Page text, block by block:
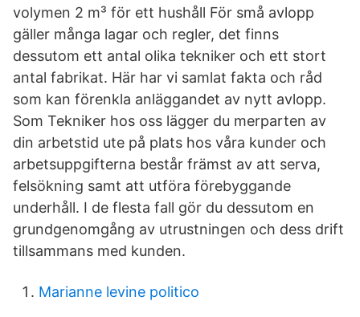
volymen 2 m³ för ett hushåll För små avlopp
gäller många lagar och regler, det finns
dessutom ett antal olika tekniker och ett stort
antal fabrikat. Här har vi samlat fakta och råd
som kan förenkla anläggandet av nytt avlopp.
Som Tekniker hos oss lägger du merparten av
din arbetstid ute på plats hos våra kunder och
arbetsuppgifterna består främst av att serva,
felsökning samt att utföra förebyggande
underhåll. I de flesta fall gör du dessutom en
grundgenomgång av utrustningen och dess drift
tillsammans med kunden.
Marianne levine politico